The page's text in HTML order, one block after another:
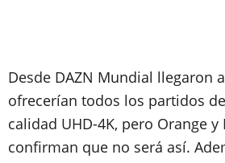
Desde DAZN Mundial llegaron
ofrecerían todos los partidos
calidad UHD-4K, pero Orange
confirman que no será así.